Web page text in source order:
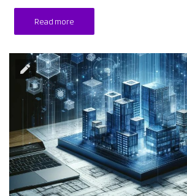
Read more